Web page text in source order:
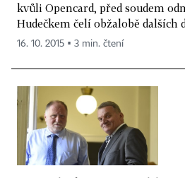
kvůli Opencard, před soudem
Hudečkem čelí obžalobě dalších
16. 10. 2015 ▪ 3 min. čtení